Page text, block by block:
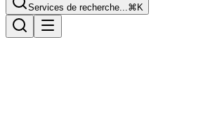
Services de recherche...⌘K